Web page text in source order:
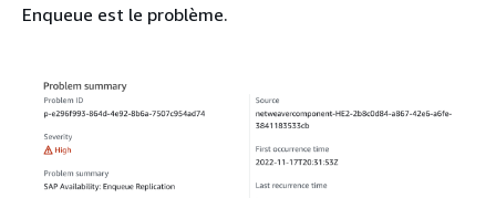
Enqueue est le problème.